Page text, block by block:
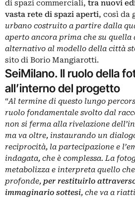
di spazi commerciali, tra nuovi
vasta rete di spazi aperti, così da
urbano costruito a partire dalla
aperto ancora prima che su quella
alternativo al modello della città
sito di Borio Mangiarotti.
SeiMilano. Il ruolo della
all’interno del progetto
“Al termine di questo lungo
ruolo fondamentale svolto dal
non si ferma alla rivelazione
ma va oltre, instaurando un
reciprocità, la partecipazione e
indagata, che è complessa. La
metabolizza e interpreta quello
profonde, per restituirlo
immaginario sottesi, che va a